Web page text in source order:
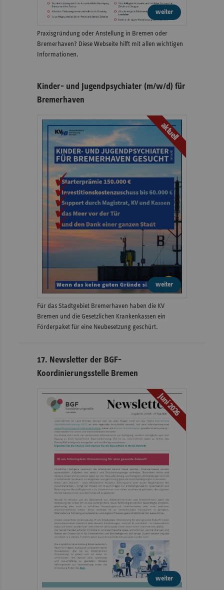
weiter
Praxisgründung oder Anstellung in Bremen oder
Bremerhaven? Diese Webseite hilft mit allen wichtigen
Informationen.
Kinder- und Jugendpsychiater (m/w/d) für
Bremerhaven
aktuell
weiter
Für das Stadtgebiet Bremerhaven haben die KV
Bremen und die Gesetzlichen Krankenkassen ein
Förderpaket für eine Neubesetzung geschürt.
17. Newsletter der BGF-
Koordinierungsstelle Bremen
Juni 2026
weiter